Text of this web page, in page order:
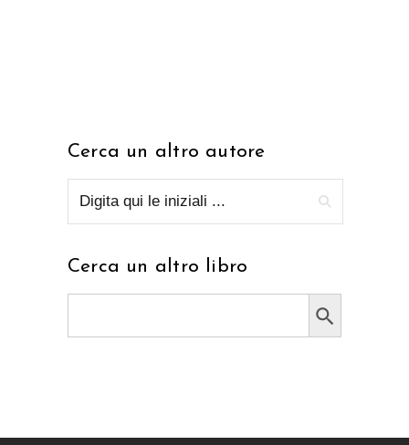
Cerca un altro autore
Cerca un altro libro
Search Button